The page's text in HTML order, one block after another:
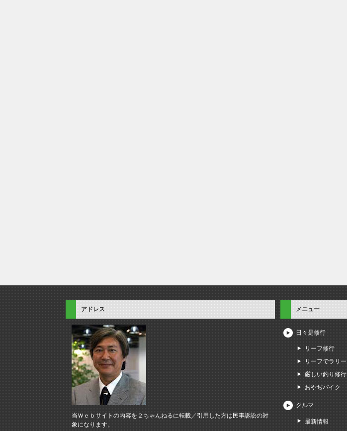
アドレス
当Ｗｅｂサイトの内容を２ちゃんねるに転載／引用した方は民事訴訟の対
象になります。
メニュー
日々是修行
リーフ修行
リーフでラリー
厳しい釣り修行
おやぢバイク
クルマ
最新情報